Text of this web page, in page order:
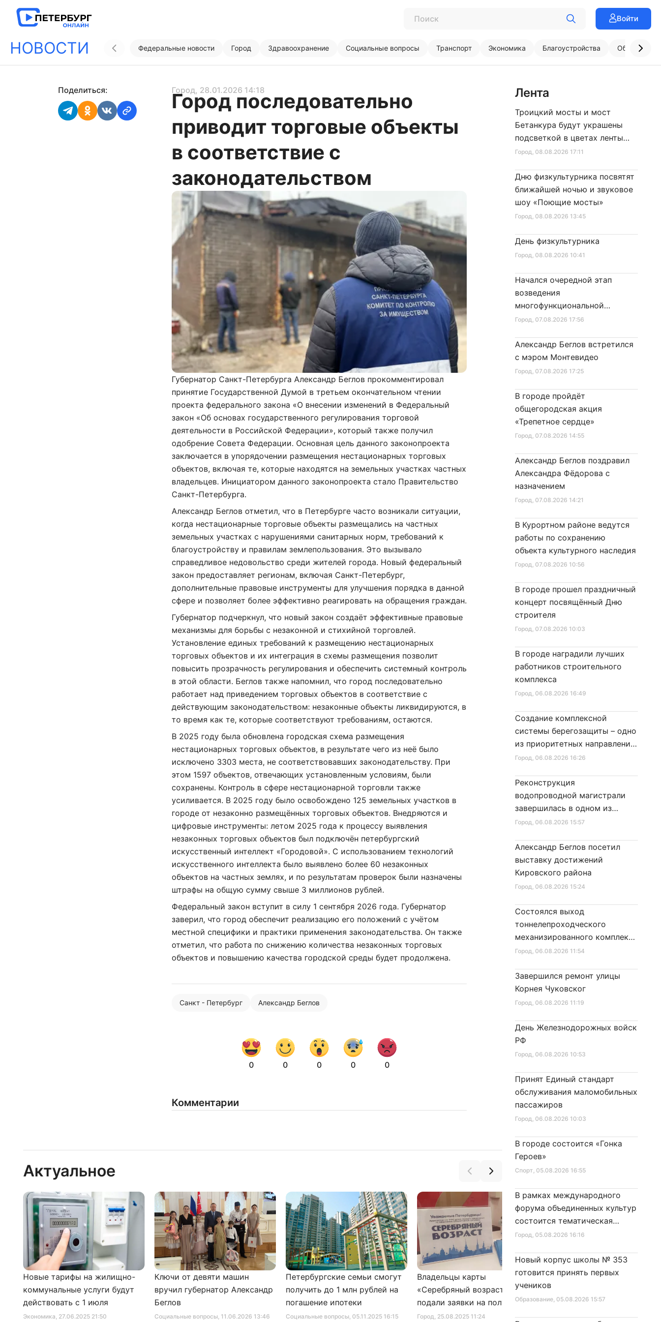
Войти
НОВОСТИ Федеральные новости Город Здравоохранение Социальные вопросы Транспорт Экономика Благоустройства
Поделиться: Город, 28.01.2026 14:18
Город последовательно
приводит торговые объекты
в соответствие с
законодательством
Губернатор Санкт-Петербурга Александр Беглов прокомментировал
принятие Государственной Думой в третьем окончательном чтении
проекта федерального закона «О внесении изменений в Федеральный
закон «Об основах государственного регулирования торговой
деятельности в Российской Федерации», который также получил
одобрение Совета Федерации. Основная цель данного законопроекта
заключается в упорядочении размещения нестационарных торговых
объектов, включая те, которые находятся на земельных участках частных
владельцев. Инициатором данного законопроекта стало Правительство
Санкт-Петербурга.
Александр Беглов отметил, что в Петербурге часто возникали ситуации,
когда нестационарные торговые объекты размещались на частных
земельных участках с нарушениями санитарных норм, требований к
благоустройству и правилам землепользования. Это вызывало
справедливое недовольство среди жителей города. Новый федеральный
закон предоставляет регионам, включая Санкт-Петербург,
дополнительные правовые инструменты для улучшения порядка в данной
сфере и позволяет более эффективно реагировать на обращения граждан.
Губернатор подчеркнул, что новый закон создаёт эффективные правовые
механизмы для борьбы с незаконной и стихийной торговлей.
Установление единых требований к размещению нестационарных
торговых объектов и их интеграция в схемы размещения позволит
повысить прозрачность регулирования и обеспечить системный контроль
в этой области. Беглов также напомнил, что город последовательно
работает над приведением торговых объектов в соответствие с
действующим законодательством: незаконные объекты ликвидируются, в
то время как те, которые соответствуют требованиям, остаются.
В 2025 году была обновлена городская схема размещения
нестационарных торговых объектов, в результате чего из неё было
исключено 3303 места, не соответствовавших законодательству. При
этом 1597 объектов, отвечающих установленным условиям, были
сохранены. Контроль в сфере нестационарной торговли также
усиливается. В 2025 году было освобождено 125 земельных участков в
городе от незаконно размещённых торговых объектов. Внедряются и
цифровые инструменты: летом 2025 года к процессу выявления
незаконных торговых объектов был подключён петербургский
искусственный интеллект «Городовой». С использованием технологий
искусственного интеллекта было выявлено более 60 незаконных
объектов на частных землях, и по результатам проверок были назначены
штрафы на общую сумму свыше 3 миллионов рублей.
Федеральный закон вступит в силу 1 сентября 2026 года. Губернатор
заверил, что город обеспечит реализацию его положений с учётом
местной специфики и практики применения законодательства. Он также
отметил, что работа по снижению количества незаконных торговых
объектов и повышению качества городской среды будет продолжена.
Санкт - Петербург Александр Беглов
0 0 0 0 0
Комментарии
Актуальное
Экономика, 27.06.2025 21:50
Новые тарифы на жилищно-
коммунальные услуги будут
действовать с 1 июля
Социальные вопросы, 11.06.2026 13:46
Ключи от девяти машин
вручил губернатор Александр
Беглов
Социальные вопросы, 05.11.2025 16:15
Петербургские семьи смогут
получить до 1 млн рублей на
погашение ипотеки
Город, 25.08.2025 11:24
Владельцы карты
«Серебряный возраст»
подали заявки на получение
сертификата для посещения
Город, 10.01.2026 16:46
Александр Беглов подписал
Закон «О внесении изменения
в Закон Санкт‑Петербурга
«Социальный кодекс
Лента
Город, 08.08.2026 17:11
Троицкий мосты и мост
Бетанкура будут украшены
подсветкой в цветах ленты
Ленинградской Победы
Город, 08.08.2026 13:45
Дню физкультурника посвятят
ближайшей ночью и звуковое
шоу «Поющие мосты»
Город, 08.08.2026 10:41
День физкультурника
Город, 07.08.2026 17:56
Начался очередной этап
возведения
многофункциональной
площадки центра спорта
Город, 07.08.2026 17:25
Александр Беглов встретился
с мэром Монтевидео
Город, 07.08.2026 14:55
В городе пройдёт
общегородская акция
«Трепетное сердце»
Город, 07.08.2026 14:21
Александр Беглов поздравил
Александра Фёдорова с
назначением
Город, 07.08.2026 10:56
В Курортном районе ведутся
работы по сохранению
объекта культурного наследия
Город, 07.08.2026 10:03
В городе прошел праздничный
концерт посвящённый Дню
строителя
Город, 06.08.2026 16:49
В городе наградили лучших
работников строительного
комплекса
Город, 06.08.2026 16:26
Создание комплексной
системы берегозащиты – одно
из приоритетных направлений
развития Петербурга
Город, 06.08.2026 15:57
Реконструкция
водопроводной магистрали
завершилась в одном из
районов города
Город, 06.08.2026 15:24
Александр Беглов посетил
выставку достижений
Кировского района
Город, 06.08.2026 11:54
Состоялся выход
тоннелепроходческого
механизированного комплекса
«Надежда» на поверхность
Город, 06.08.2026 11:19
Завершился ремонт улицы
Корнея Чуковског
Город, 06.08.2026 10:53
День Железнодорожных войск
РФ
Город, 06.08.2026 10:03
Принят Единый стандарт
обслуживания маломобильных
пассажиров
Спорт, 05.08.2026 16:55
В городе состоится «Гонка
Героев»
Город, 05.08.2026 16:16
В рамках международного
форума объединенных культур
состоится тематическая
секция
Образование, 05.08.2026 15:57
Новый корпус школы № 353
готовится принять первых
учеников
Нажимая на кнопку "Отправить" вы
соглашаетесь сполитикой конфиденциальности